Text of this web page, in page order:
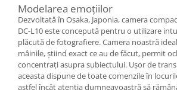
Accesorii diverse pt camere video
Camere Video Cinematice
Drone
Slider
Camere Video Compacte
Modelarea emoțiilor
Dezvoltată în Osaka, Japonia, camera
DC-L10 este concepută pentru o utilizare
plăcută de fotografiere. Camera noastră
mâinile, știind exact ce au de făcut, permit
concentrați asupra subiectului. Ușor de
aceasta dispune de toate comenzile în
astfel încât atenția dumneavoastră să